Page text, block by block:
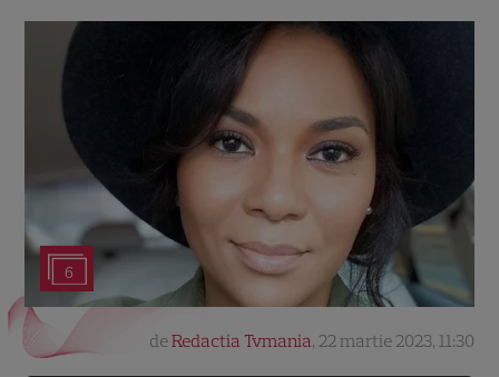
6
deRedactia Tvmania, 22 martie 2023, 11:30